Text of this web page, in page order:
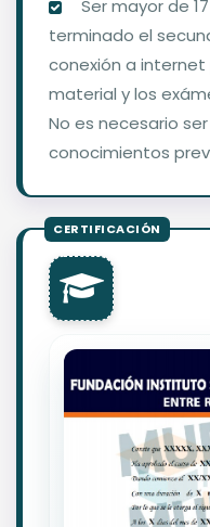
Ser mayor de
terminado el
conexión a
material y los
No es necesario
conocimientos